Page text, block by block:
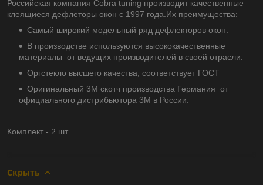
Российская компания Cobra tuning производит качественные
клеящиеся дефлеторы окон с 1997 года.Их преимущества:
Самый широкий модельный ряд дефлекторов окон.
В производстве используются высококачественные
материалы от ведущих производителей в своей отрасли:
Оргстекло высшего качества, соответствует ГОСТ
Оригинальный 3М скотч производства Германия от
официального дистрибьютора 3М в России.
Комплект - 2 шт
Скрыть